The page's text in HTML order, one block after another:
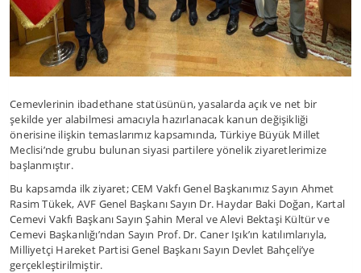
Cemevlerinin ibadethane statüsünün, yasalarda açık ve net bir
şekilde yer alabilmesi amacıyla hazırlanacak kanun değişikliği
önerisine ilişkin temaslarımız kapsamında, Türkiye Büyük Millet
Meclisi’nde grubu bulunan siyasi partilere yönelik ziyaretlerimize
başlanmıştır.
Bu kapsamda ilk ziyaret; CEM Vakfı Genel Başkanımız Sayın Ahmet
Rasim Tükek, AVF Genel Başkanı Sayın Dr. Haydar Baki Doğan, Kartal
Cemevi Vakfı Başkanı Sayın Şahin Meral ve Alevi Bektaşi Kültür ve
Cemevi Başkanlığı’ndan Sayın Prof. Dr. Caner Işık’ın katılımlarıyla,
Milliyetçi Hareket Partisi Genel Başkanı Sayın Devlet Bahçeli’ye
gerçekleştirilmiştir.